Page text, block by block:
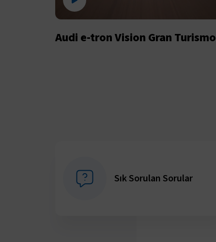
Audi e-tron Vision Gran Turismo
Sık Sorulan Sorular